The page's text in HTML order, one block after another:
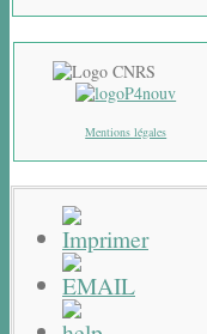
Mentions légales